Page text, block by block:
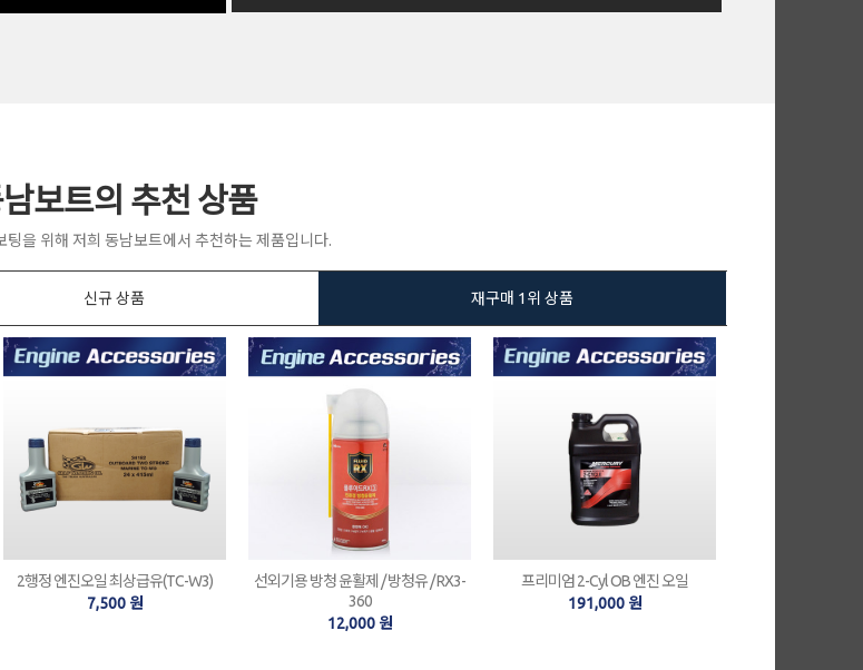
보트의 추천 상품
팅을 위해 저희 동남보트에서 추천하는 제품입니다.
신규 상품 재구매 1위 상품
2행정 엔진오일 최상급유(TC-W3)
7,500 원
선외기용 방청 윤활제 / 방청유 / RX3-
360
12,000 원
프리미엄 2-Cyl OB 엔진 오일
191,000 원